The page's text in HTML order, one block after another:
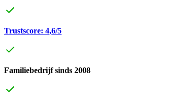
Trustscore: 4,6/5
Familiebedrijf sinds 2008